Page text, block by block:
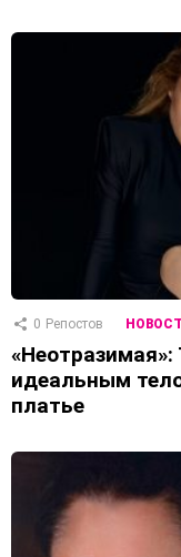
0 Репостов
идеальным
платье